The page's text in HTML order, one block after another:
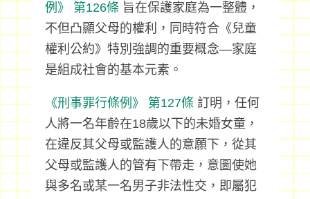
例》
第126條 旨在保護家庭為一整體，
不但凸顯父母的權利，同時符合《兒童
權利公約》特別強調的重要概念—家庭
是組成社會的基本元素。
《刑事罪行條例》 第127條 訂明，任何
人將一名年齡在18歲以下的未婚女童，
在違反其父母或監護人的意願下，從其
父母或監護人的管有下帶走，意圖使她
與多名或某一名男子非法性交，即屬犯